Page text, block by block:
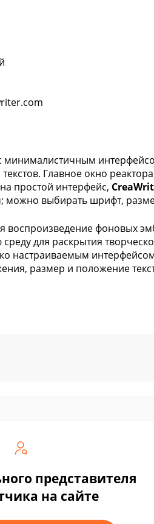
минималистичным
Главное окно
простой интерфейс,
выбирать шрифт,
фоновых
для раскрытия
настраиваемым
размер и положение
представителя
на сайте